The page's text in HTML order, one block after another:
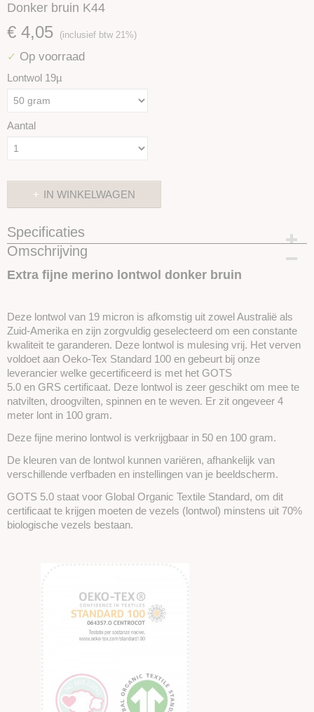
Donker bruin K44
€ 4,05 (inclusief btw 21%)
✓ Op voorraad
Lontwol 19µ
Aantal
IN WINKELWAGEN
Specificaties
Productcode
Omschrijving
Extra fijne merino lontwol donker bruin
Deze lontwol van 19 micron is afkomstig uit zowel Australië als
Zuid-Amerika en zijn zorgvuldig geselecteerd om een ​​constante
kwaliteit te garanderen. Deze lontwol is mulesing vrij. Het verven
voldoet aan Oeko-Tex Standard 100 en gebeurt bij onze
leverancier welke gecertificeerd is met het GOTS
5.0 en GRS certificaat. Deze lontwol is zeer geschikt om mee te
natvilten, droogvilten, spinnen en te weven. Er zit ongeveer 4
meter lont in 100 gram.
Deze fijne merino lontwol is verkrijgbaar in 50 en 100 gram.
De kleuren van de lontwol kunnen variëren, afhankelijk van
verschillende verfbaden en instellingen van je beeldscherm.
GOTS 5.0 staat voor Global Organic Textile Standard, om dit
certificaat te krijgen moeten de vezels (lontwol) minstens uit 70%
biologische vezels bestaan.